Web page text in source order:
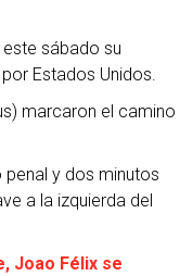
sábado su
Estados Unidos.
marcaron el camino
penal y dos minutos
a la izquierda del
Joao Félix se